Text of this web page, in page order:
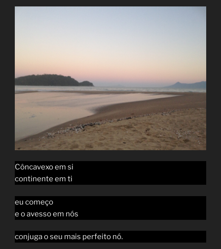
Côncavexo em si
continente em ti
eu começo
e o avesso em nós
conjuga o seu mais perfeito nó.